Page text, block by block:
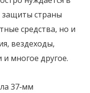
защиты страны
средства, но и
вездеходы,
многое другое.
37‑мм